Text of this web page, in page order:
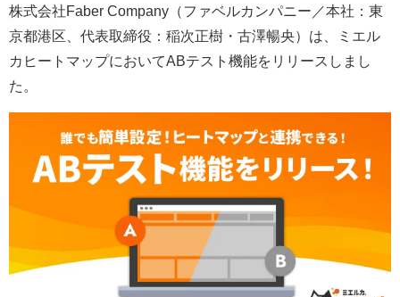
株式会社Faber Company（ファベルカンパニー／本社：東
京都港区、代表取締役：稲次正樹・古澤暢央）は、ミエル
カヒートマップにおいてABテスト機能をリリースしまし
た。